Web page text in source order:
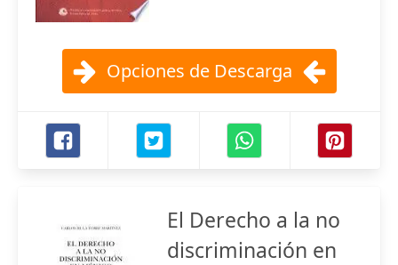
Opciones de Descarga
El Derecho a la no
discriminación en